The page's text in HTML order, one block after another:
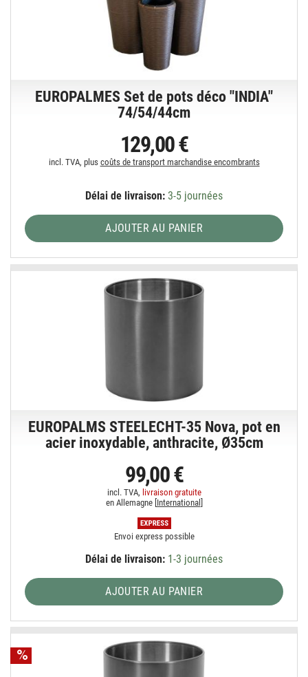
EUROPALMES Set de pots déco "INDIA"
74/54/44cm
129,00 €
incl. TVA, plus coûts de transport marchandise encombrants
Délai de livraison: 3-5 journées
AJOUTER AU PANIER
EUROPALMS STEELECHT-35 Nova, pot en
acier inoxydable, anthracite, Ø35cm
99,00 €
incl. TVA, livraison gratuite
en Allemagne [ International
Envoi express possible
Délai de livraison: 1-3 journées
AJOUTER AU PANIER